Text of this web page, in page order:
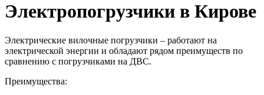
Электропогрузчики в Кирове
Электрические вилочные погрузчики – работают на
электрической энергии и обладают рядом преимуществ по
сравнению с погрузчиками на ДВС.
Преимущества: